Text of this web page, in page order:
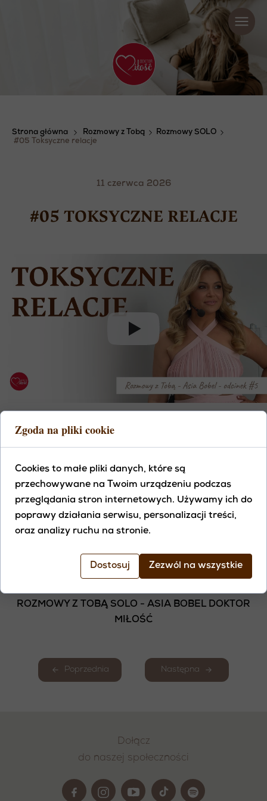
Następna
Strona główna Rozmowy z Tobą
Rozmowy SOLO
#05 Toksyczne relacje
11 czerwca 2026
#05 TOKSYCZNE RELACJE
TO JEDNO Z NAJCZĘŚCIEJ ZADAWANYCH PYTAŃ:
„CZY ON JEST TOKSYCZNY?”. ALE CZY
ODPOWIEDŹ RZECZYWIŚCIE KRYJE SIĘ W
DRUGIEJ OSOBIE? W TYM ODCINKU ZAPRASZAM
CIĘ DO GŁĘBSZEGO SPOJRZENIA NA RELACJE.
POROZMAWIAMY O TYM, CZYM JEST
TOKSYCZNOŚĆ, DLACZEGO TAK ŁATWO
CZYJEŚ ZACHOWANIE OD WŁASNYCH RAN,
ROZMOWY Z TOBĄ SOLO - ASIA BOBEL DOKTOR
MIŁOŚĆ
Poprzednia
Dołącz
do naszej społeczności
Zgoda na pliki cookie
Cookies to małe pliki danych, które są
przechowywane na Twoim urządzeniu podczas
przeglądania stron internetowych. Używamy ich do
poprawy działania serwisu, personalizacji treści,
oraz analizy ruchu na stronie.
Dostosuj Zezwól na wszystkie